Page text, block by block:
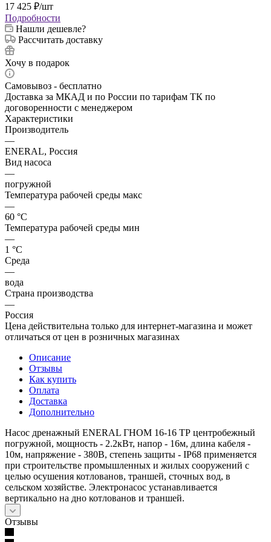
17 425 ₽/шт
Подробности
Нашли дешевле?
Рассчитать доставку
Хочу в подарок
Самовывоз - бесплатно
Доставка за МКАД и по России по тарифам ТК по
договоренности с менеджером
Характеристики
Производитель
—
ENERAL, Россия
Вид насоса
—
погружной
Температура рабочей среды макс
—
60 °С
Температура рабочей среды мин
—
1 °С
Среда
—
вода
Страна производства
—
Россия
Цена действительна только для интернет-магазина и может
отличаться от цен в розничных магазинах
Описание
Отзывы
Как купить
Оплата
Доставка
Дополнительно
Насос дренажный ENERAL ГНОМ 16-16 ТР центробежный
погружной, мощность - 2.2кВт, напор - 16м, длина кабеля -
10м, напряжение - 380В, степень защиты - IP68 применяется
при строительстве промышленных и жилых сооружений с
целью осушения котлованов, траншей, сточных вод, в
сельском хозяйстве. Электронасос устанавливается
вертикально на дно котлованов и траншей.
Отзывы